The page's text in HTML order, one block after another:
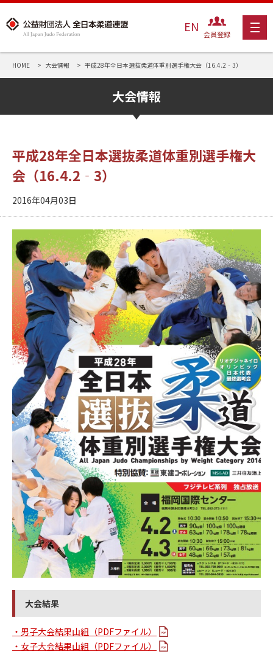
EN 会員登録
HOME 大会情報 平成28年全日本選抜柔道体重別選手権大会（16.4.2‐3）
大会情報
平成28年全日本選抜柔道体重別選手権大
会（16.4.2‐3）
2016年04月03日
大会結果
・男子大会結果山組（PDFファイル）
・女子大会結果山組（PDFファイル）